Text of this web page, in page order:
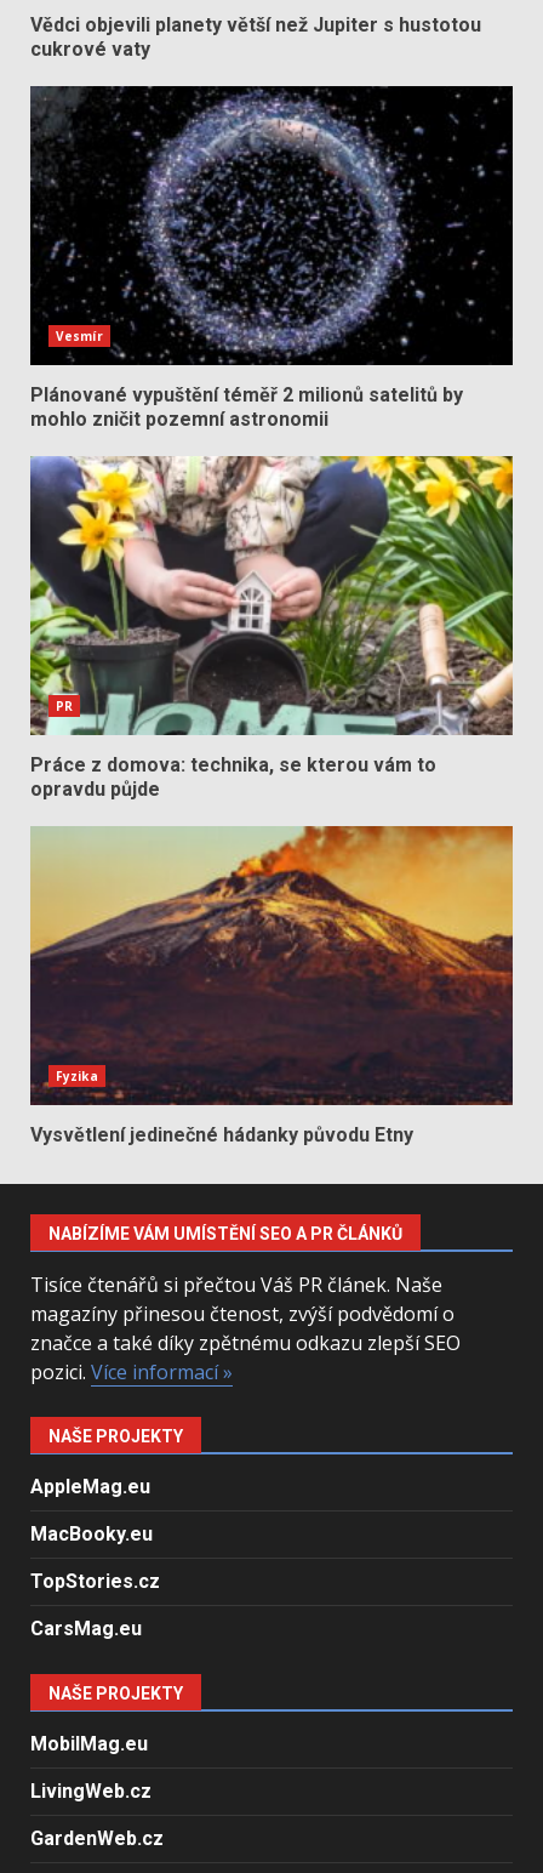
Vědci objevili planety větší než Jupiter s hustotou
cukrové vaty
Vesmír
Plánované vypuštění téměř 2 milionů satelitů by
mohlo zničit pozemní astronomii
PR
Práce z domova: technika, se kterou vám to
opravdu půjde
Fyzika
Vysvětlení jedinečné hádanky původu Etny
NABÍZÍME VÁM UMÍSTĚNÍ SEO A PR ČLÁNKŮ
Tisíce čtenářů si přečtou Váš PR článek. Naše
magazíny přinesou čtenost, zvýší podvědomí o
značce a také díky zpětnému odkazu zlepší SEO
pozici. Více informací »
NAŠE PROJEKTY
AppleMag.eu
MacBooky.eu
TopStories.cz
CarsMag.eu
NAŠE PROJEKTY
MobilMag.eu
LivingWeb.cz
GardenWeb.cz